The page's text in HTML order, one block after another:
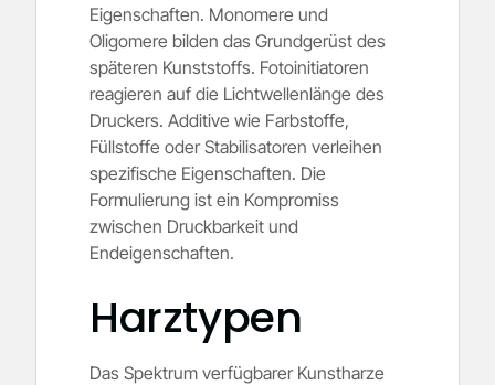
Eigenschaften. Monomere und
Oligomere bilden das Grundgerüst des
späteren Kunststoffs. Fotoinitiatoren
reagieren auf die Lichtwellenlänge des
Druckers. Additive wie Farbstoffe,
Füllstoffe oder Stabilisatoren verleihen
spezifische Eigenschaften. Die
Formulierung ist ein Kompromiss
zwischen Druckbarkeit und
Endeigenschaften.
Harztypen
Das Spektrum verfügbarer Kunstharze